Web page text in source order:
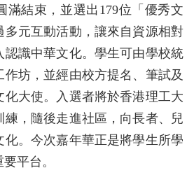
滿結束，並選出179位「優秀文
多元互動活動，讓來自資源相對
認識中華文化。學生可由學校統
坊，並經由校方提名、筆試及
化大使。入選者將於香港理工大
練，隨後走進社區，向長者、兒
化。今次嘉年華正是將學生所學
平台。